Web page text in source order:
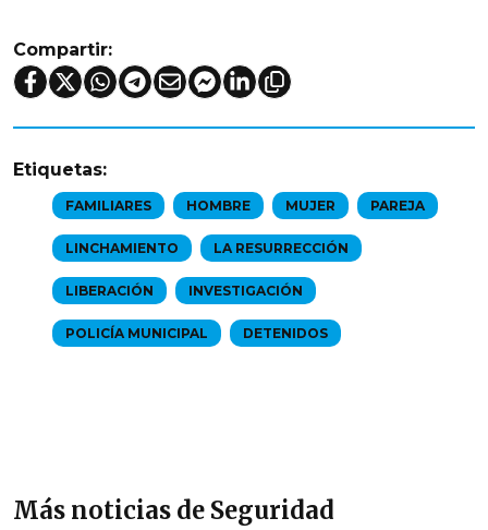
Compartir:
Etiquetas:
FAMILIARES HOMBRE MUJER PAREJA
LINCHAMIENTO LA RESURRECCIÓN
LIBERACIÓN INVESTIGACIÓN
POLICÍA MUNICIPAL DETENIDOS
Más noticias de Seguridad